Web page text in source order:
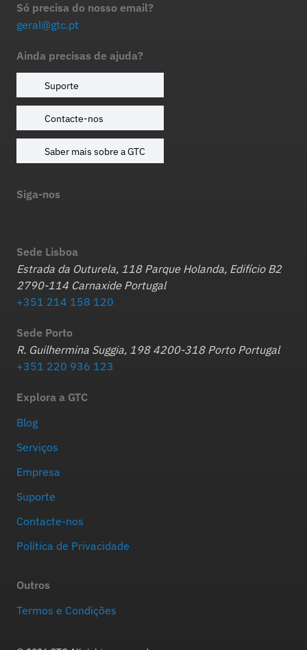
Só precisa do nosso email?
geral@gtc.pt
Ainda precisas de ajuda?
Suporte
Contacte-nos
Saber mais sobre a GTC
Siga-nos
Sede Lisboa
Estrada da Outurela, 118 Parque Holanda, Edifício B2
2790-114 Carnaxide Portugal
+351 214 158 120
Sede Porto
R. Guilhermina Suggia, 198 4200-318 Porto Portugal
+351 220 936 123
Explora a GTC
Blog
Serviços
Empresa
Suporte
Contacte-nos
Política de Privacidade
Outros
Termos e Condições